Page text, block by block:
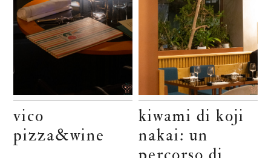
vico
pizza&wine
kiwami di koji
nakai: un